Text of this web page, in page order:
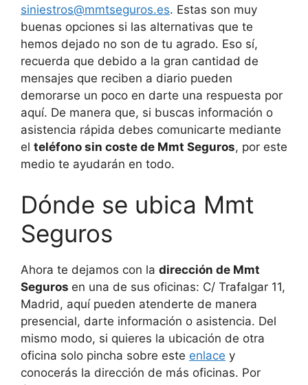
siniestros@mmtseguros.es. Estas son muy
buenas opciones si las alternativas que te
hemos dejado no son de tu agrado. Eso sí,
recuerda que debido a la gran cantidad de
mensajes que reciben a diario pueden
demorarse un poco en darte una respuesta por
aquí. De manera que, si buscas información o
asistencia rápida debes comunicarte mediante
el teléfono sin coste de Mmt Seguros, por este
medio te ayudarán en todo.
Dónde se ubica Mmt
Seguros
Ahora te dejamos con la dirección de Mmt
Seguros en una de sus oficinas: C/ Trafalgar 11,
Madrid, aquí pueden atenderte de manera
presencial, darte información o asistencia. Del
mismo modo, si quieres la ubicación de otra
oficina solo pincha sobre este enlace y
conocerás la dirección de más oficinas. Por